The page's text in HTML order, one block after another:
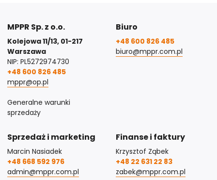
MPPR Sp. z o.o.
Kolejowa 11/13, 01-217
Warszawa
NIP: PL5272974730
+48 600 826 485
mppr@op.pl
Generalne warunki
sprzedaży
Biuro
+48 600 826 485
biuro@mppr.com.pl
Sprzedaż i marketing
Marcin Nasiadek
+48 668 592 976
admin@mppr.com.pl
Finanse i faktury
Krzysztof Ząbek
+48 22 631 22 83
zabek@mppr.com.pl